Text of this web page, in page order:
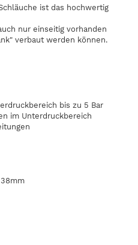
ist das hochwertig
nur einseitig vorhanden
verbaut werden können.
bis zu 5 Bar
im Unterdruckbereich